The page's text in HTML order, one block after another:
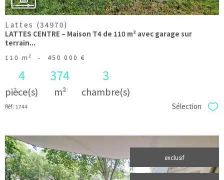
Lattes (34970)
LATTES CENTRE – Maison T4 de 110 m² avec garage sur
terrain...
110 m² - 450 000 €
4
pièce(s)
374
m²
3
chambre(s)
Réf : 1744 Sélection
exclusif